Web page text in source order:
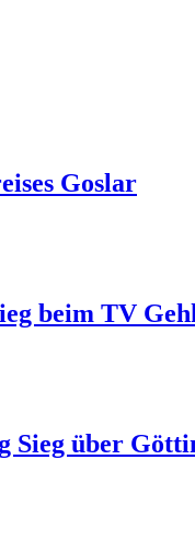
Goslar
beim TV
Sieg über